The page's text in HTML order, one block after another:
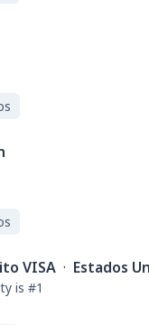
VISA · Estados
is #1